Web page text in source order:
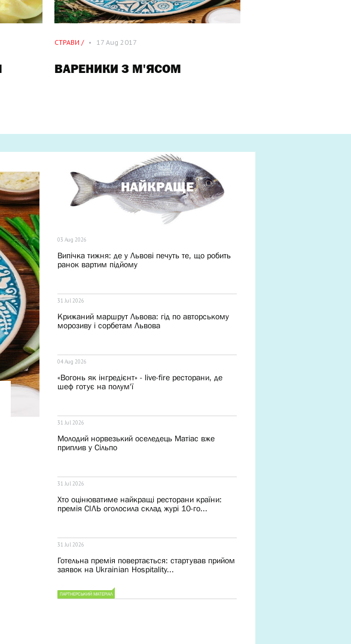
СТРАВИ / • 17 Aug 2017
ВАРЕНИКИ З М'ЯСОМ
НАЙКРАЩЕ
03 Aug 2026
Випічка тижня: де у Львові печуть те, що робить
ранок вартим підйому
31 Jul 2026
Крижаний маршрут Львова: гід по авторському
морозиву і сорбетам Львова
04 Aug 2026
«Вогонь як інгредієнт» - live-fire ресторани, де
шеф готує на полум'ї
31 Jul 2026
Молодий норвезький оселедець Матіас вже
приплив у Сільпо
31 Jul 2026
Хто оцінюватиме найкращі ресторани країни:
премія СІЛЬ оголосила склад журі 10-го...
31 Jul 2026
Готельна премія повертається: cтартував прийом
заявок на Ukrainian Hospitality...
ПАРТНЕРСЬКИЙ МАТЕРІАЛ